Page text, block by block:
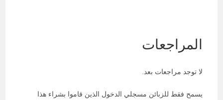
فوري
المراجعات
لا توجد مراجعات بعد.
يسمح فقط للزبائن مسجلي الدخول الذين قاموا بشراء هذا